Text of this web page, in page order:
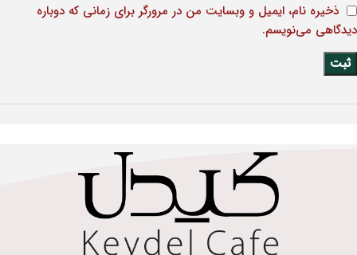
ذخیره نام، ایمیل و وبسایت من در مرورگر برای زمانی که دوباره
دیدگاهی می‌نویسم.